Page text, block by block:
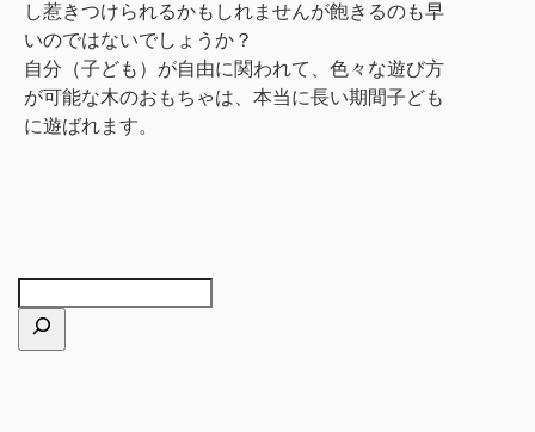
し惹きつけられるかもしれませんが飽きるのも早
いのではないでしょうか？
自分（子ども）が自由に関われて、色々な遊び方
が可能な木のおもちゃは、本当に長い期間子ども
に遊ばれます。